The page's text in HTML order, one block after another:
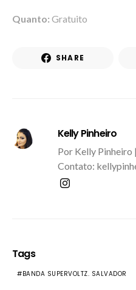
Quanto: Gratuito
SHARE
Kelly Pinheiro
Por Kelly Pinheiro
Contato:
Tags
BANDA SUPERVOLTZ. SALVADOR